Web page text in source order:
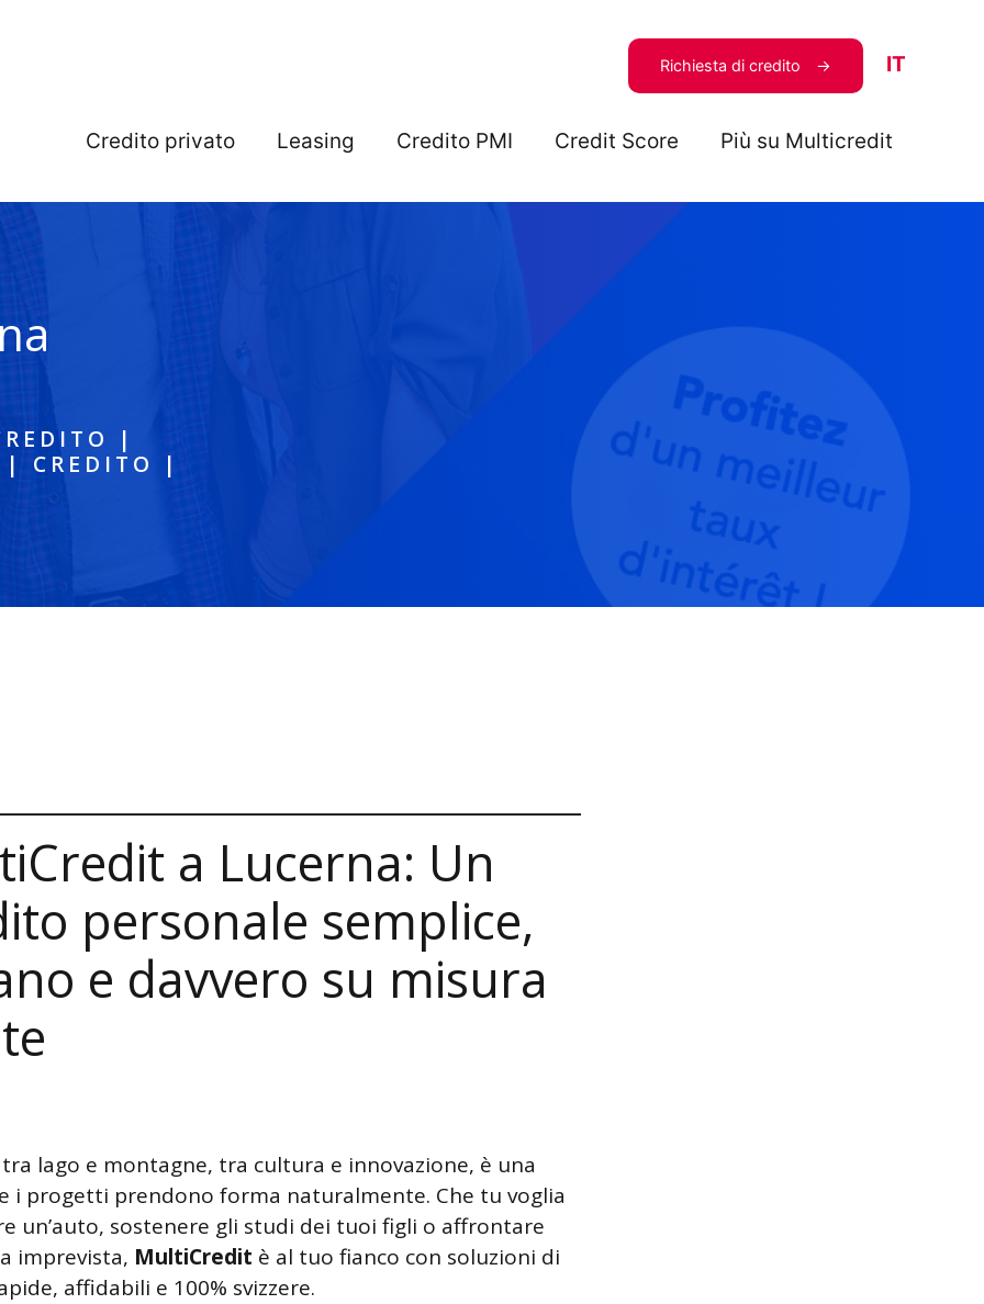
Richiesta di credito IT
Credito privato Leasing Credito PMI Credit Score Più su Multicredit
|
CREDITO |
a Lucerna: Un
personale semplice,
e davvero su misura
lago e montagne, tra cultura e innovazione, è una
i progetti prendono forma naturalmente. Che tu voglia
un’auto, sostenere gli studi dei tuoi figli o affrontare
imprevista, MultiCredit è al tuo fianco con soluzioni di
affidabili e 100% svizzere.